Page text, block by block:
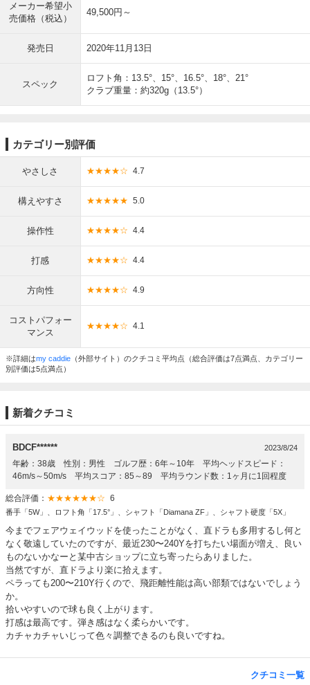
メーカー希望小
売価格（税込）
49,500円～
発売日 2020年11月13日
スペック
ロフト角：13.5°、15°、16.5°、18°、21°
クラブ重量：約320g（13.5°）
カテゴリー別評価
やさしさ ★★★★☆ 4.7
構えやすさ ★★★★★ 5.0
操作性 ★★★★☆ 4.4
打感 ★★★★☆ 4.4
方向性 ★★★★☆ 4.9
コストパフォー
マンス
★★★★☆ 4.1
※詳細はmy caddie （外部サイト）のクチコミ平均点（総合評価は7点満点、カテゴリー
別評価は5点満点）
新着クチコミ
BDCF****** 2023/8/24
年齢：38歳 性別：男性 ゴルフ歴：6年～10年 平均ヘッドスピード：
46m/s～50m/s 平均スコア：85～89 平均ラウンド数：1ヶ月に1回程度
総合評価： ★★★★★★☆ 6
番手「5W」、ロフト角「17.5°」、シャフト「Diamana ZF」、シャフト硬度「5X」
今までフェアウェイウッドを使ったことがなく、直ドラも多用するし何と
なく敬遠していたのですが、最近230〜240Yを打ちたい場面が増え、良い
ものないかなーと某中古ショップに立ち寄ったらありました。
当然ですが、直ドラより楽に拾えます。
ペラっても200〜210Y行くので、飛距離性能は高い部類ではないでしょう
か。
拾いやすいので球も良く上がります。
打感は最高です。弾き感はなく柔らかいです。
カチャカチャいじって色々調整できるのも良いですね。
クチコミ一覧